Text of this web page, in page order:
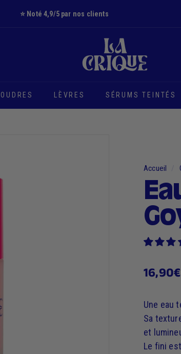
⭐️ Noté 4,9/5 par nos clients
L
a
C
i
LÈVRES SÉRUMS TEINTÉS
Accueil
Prix
16,90€
Une eau
Sa
et
Le fini